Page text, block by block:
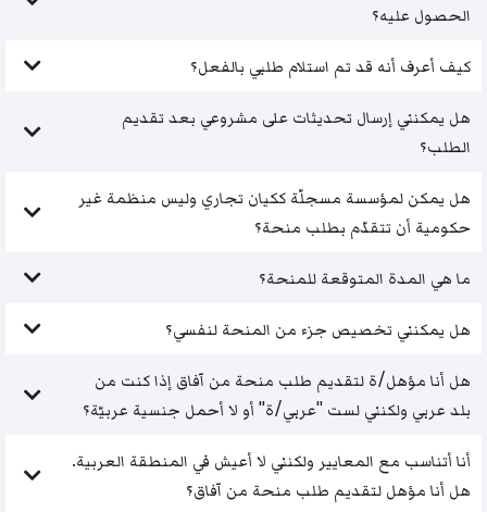
الحصول عليه؟
كيف أعرف أنه قد تم استلام طلبي بالفعل؟
هل يمكنني إرسال تحديثات على مشروعي بعد تقديم
الطلب؟
هل يمكن لمؤسسة مسجلّة ككيان تجاري وليس منظمة غير
حكومية أن تتقدّم بطلب منحة؟
ما هي المدة المتوقعة للمنحة؟
هل يمكنني تخصيص جزء من المنحة لنفسي؟
هل أنا مؤهل/ة لتقديم طلب منحة من آفاق إذا كنت من
بلد عربي ولكنني لست "عربي/ة" أو لا أحمل جنسية عربيّة؟
أنا أتناسب مع المعايير ولكنني لا أعيش في المنطقة العربية.
هل أنا مؤهل لتقديم طلب منحة من آفاق؟